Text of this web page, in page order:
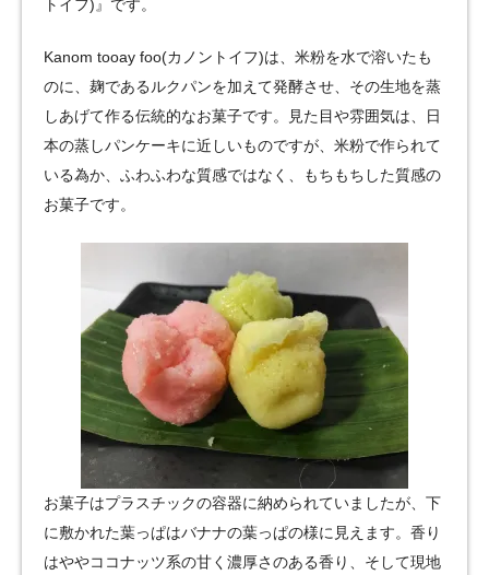
トイフ)』です。
Kanom tooay foo(カノントイフ)は、米粉を水で溶いたも
のに、麹であるルクパンを加えて発酵させ、その生地を蒸
しあげて作る伝統的なお菓子です。見た目や雰囲気は、日
本の蒸しパンケーキに近しいものですが、米粉で作られて
いる為か、ふわふわな質感ではなく、もちもちした質感の
お菓子です。
お菓子はプラスチックの容器に納められていましたが、下
に敷かれた葉っぱはバナナの葉っぱの様に見えます。香り
はややココナッツ系の甘く濃厚さのある香り、そして現地